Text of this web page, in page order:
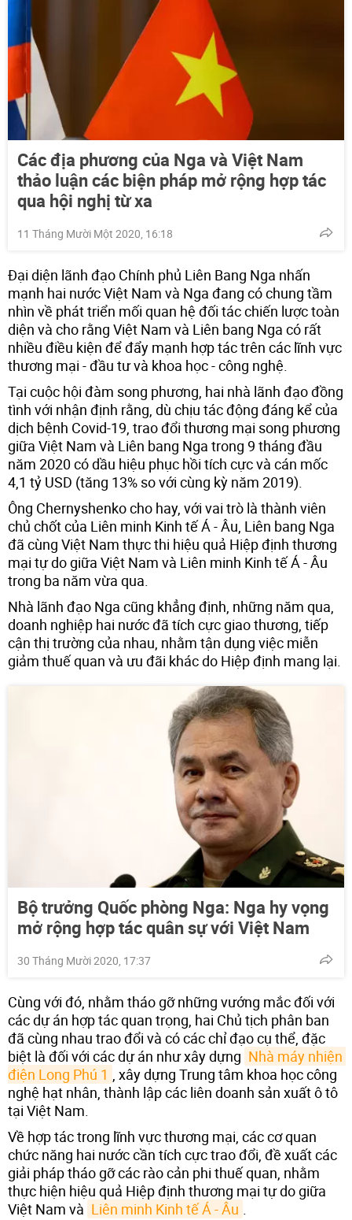
Các địa phương của Nga và Việt Nam
thảo luận các biện pháp mở rộng hợp tác
qua hội nghị từ xa
11 Tháng Mười Một 2020, 16:18
Đại diện lãnh đạo Chính phủ Liên Bang Nga nhấn
mạnh hai nước Việt Nam và Nga đang có chung tầm
nhìn về phát triển mối quan hệ đối tác chiến lược toàn
diện và cho rằng Việt Nam và Liên bang Nga có rất
nhiều điều kiện để đẩy mạnh hợp tác trên các lĩnh vực
thương mại - đầu tư và khoa học - công nghệ.
Tại cuộc hội đàm song phương, hai nhà lãnh đạo đồng
tình với nhận định rằng, dù chịu tác động đáng kể của
dịch bệnh Covid-19, trao đổi thương mại song phương
giữa Việt Nam và Liên bang Nga trong 9 tháng đầu
năm 2020 có dầu hiệu phục hồi tích cực và cán mốc
4,1 tỷ USD (tăng 13% so với cùng kỳ năm 2019).
Ông Chernyshenko cho hay, với vai trò là thành viên
chủ chốt của Liên minh Kinh tế Á - Âu, Liên bang Nga
đã cùng Việt Nam thực thi hiệu quả Hiệp định thương
mại tự do giữa Việt Nam và Liên minh Kinh tế Á - Âu
trong ba năm vừa qua.
Nhà lãnh đạo Nga cũng khẳng định, những năm qua,
doanh nghiệp hai nước đã tích cực giao thương, tiếp
cận thị trường của nhau, nhằm tận dụng việc miễn
giảm thuế quan và ưu đãi khác do Hiệp định mang lại.
Bộ trưởng Quốc phòng Nga: Nga hy vọng
mở rộng hợp tác quân sự với Việt Nam
30 Tháng Mười 2020, 17:37
Cùng với đó, nhằm tháo gỡ những vướng mắc đối với
các dự án hợp tác quan trọng, hai Chủ tịch phân ban
đã cùng nhau trao đổi và có các chỉ đạo cụ thể, đặc
biệt là đối với các dự án như xây dựng Nhà máy nhiện
điện Long Phú 1 , xây dựng Trung tâm khoa học công
nghệ hạt nhân, thành lập các liên doanh sản xuất ô tô
tại Việt Nam.
Về hợp tác trong lĩnh vực thương mại, các cơ quan
chức năng hai nước cần tích cực trao đổi, đề xuất các
giải pháp tháo gỡ các rào cản phi thuế quan, nhằm
thực hiện hiệu quả Hiệp định thương mại tự do giữa
Việt Nam và Liên minh Kinh tế Á - Âu .